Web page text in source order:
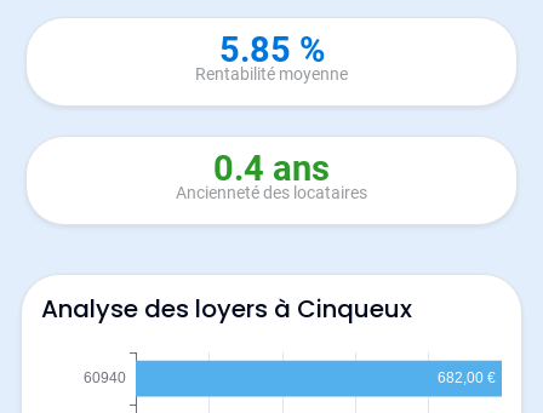
5.85 %
Rentabilité moyenne
0.4 ans
Ancienneté des locataires
Analyse des loyers à Cinqueux